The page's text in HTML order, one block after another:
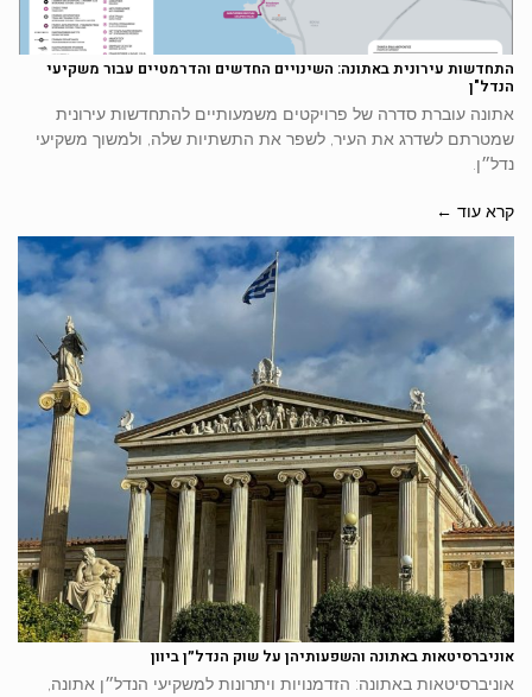
התחדשות עירונית באתונה: השינויים החדשים והדרמטיים עבור משקיעי
הנדל"ן
אתונה עוברת סדרה של פרויקטים משמעותיים להתחדשות עירונית
שמטרתם לשדרג את העיר, לשפר את התשתיות שלה, ולמשוך משקיעי
נדל״ן.
קרא עוד ←
אוניברסיטאות באתונה והשפעותיהן על שוק הנדל״ן ביוון
אוניברסיטאות באתונה: הזדמנויות ויתרונות למשקיעי הנדל״ן אתונה,